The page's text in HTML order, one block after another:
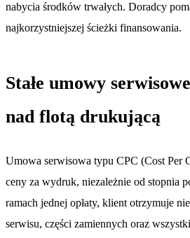
nabycia środków trwałych. Doradcy
najkorzystniejszej ścieżki finansowania.
Stałe umowy
nad flotą drukującą
Umowa serwisowa typu CPC (Cost Per
ceny za wydruk, niezależnie od stopnia
ramach jednej opłaty, klient otrzymuje
serwisu, części zamiennych oraz